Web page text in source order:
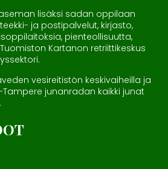
lisäksi sadan oppilaan
ja postipalvelut, kirjasto,
pienteollisuutta,
Kartanon retriittikeskus
vesireitistön keskivaiheilla ja
Tampere junanradan kaikki junat